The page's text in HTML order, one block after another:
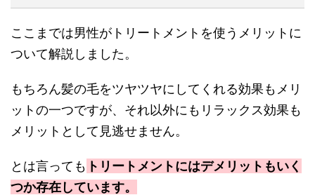
ここまでは男性がトリートメントを使うメリットに
ついて解説しました。
もちろん髪の毛をツヤツヤにしてくれる効果もメリ
ットの一つですが、それ以外にもリラックス効果も
メリットとして見逃せません。
とは言っても トリートメントにはデメリットもいく
つか存在しています。